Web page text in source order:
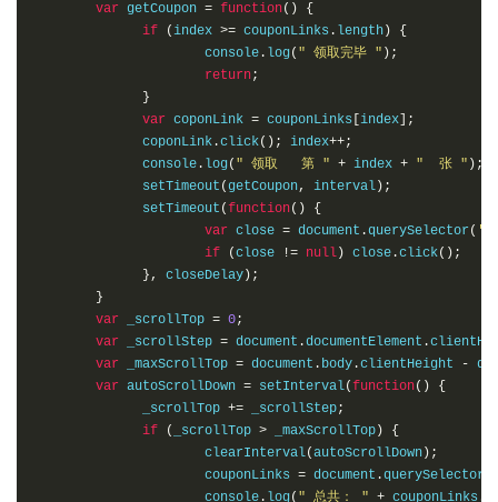
var getCoupon = function()
{
if
(index >= couponLinks . length )
{
console . log( " 领取完毕 " );
return;
}
var coponLink = couponLinks index ];
coponLink .click(); index++;
console . log( " 领取   第 " + index + "  张 " );
setTimeout (getCoupon, interval );
setTimeout (function()
{
var close = document .querySelector(
if
(close != null ) close .click();
},
closeDelay );
}
var _scrollTop = 0;
var _scrollStep = document .documentElement .
var _maxScrollTop = document . body .clientHeight -
var autoScrollDown = setInterval(function()
{
_scrollTop += _scrollStep;
if
( _scrollTop > _maxScrollTop )
{
clearInterval(autoScrollDown );
couponLinks = document .
console . log( " 总共： " + couponLinks